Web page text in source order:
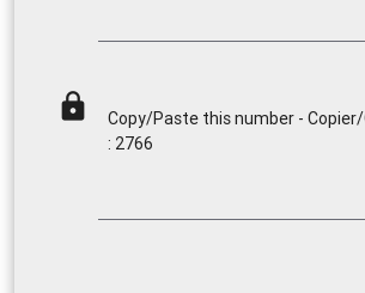
lock
Copy/Paste this number -
: 2766